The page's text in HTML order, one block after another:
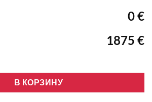
0 €
1875 €
В КОРЗИНУ